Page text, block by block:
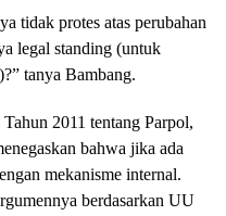
tidak protes atas perubahan
legal standing (untuk
tanya Bambang.
2011 tentang Parpol,
bahwa jika ada
mekanisme internal.
berdasarkan UU